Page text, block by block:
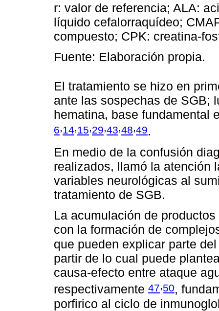
r: valor de referencia; ALA:
líquido cefalorraquídeo;
compuesto; CPK: creatina-
Fuente: Elaboración propia.
El tratamiento se hizo en
ante las sospechas de SGB;
hematina, base fundamental
6,14,15,29,43,48,49.
En medio de la confusión
realizados, llamó la atención
variables neurológicas al
tratamiento de SGB.
La acumulación de
con la formación de
que pueden explicar parte
partir de lo cual puede
causa-efecto entre ataque
respectivamente 47,50,
porfirico al ciclo de